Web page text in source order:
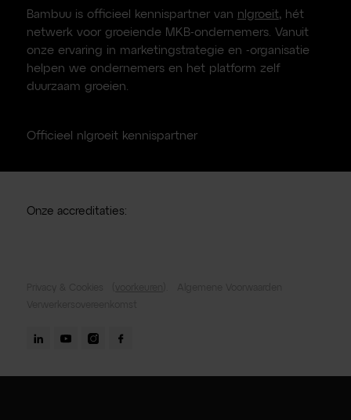
Bambuu is officieel kennispartner van nlgroeit, hét
netwerk voor groeiende MKB-ondernemers. Vanuit
onze ervaring in marketingstrategie en -organisatie
helpen we ondernemers en het platform zelf
duurzaam groeien.
Officieel nlgroeit kennispartner
Onze accreditaties: